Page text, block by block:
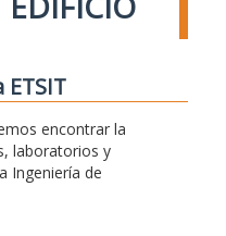
ETSIT
encontrar la
laboratorios y
Ingeniería de